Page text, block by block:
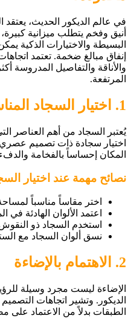
في عالم الديكور الحديث،
أنيق وفخم يتطلب ميزانية
البسيطة والاختيارات الذكية
إنفاق مبالغ ضخمة. تعتمد
والأناقة والتفاصيل المدروسة
المرتفعة.
1. اختيار السجاد المناسب
يُعتبر السجاد من أهم العناصر
اختيار سجادة ذات تصميم عصري
المكان إحساساً بالفخامة
نصائح مهمة عند اختيار
اختر مقاساً مناسباً
اعتمد الألوان الهادئة
استخدم السجاد ذو
نسق ألوان السجاد مع
2. الاهتمام بالإضاءة
الإضاءة ليست مجرد وسيلة
الديكور. وتشير اتجاهات التصميم
الطبقات بدلاً من الاعتماد